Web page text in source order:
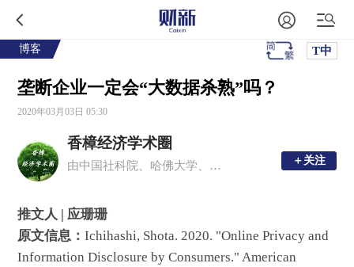
博客 T中
垄断企业一定会“大数据杀熟”吗？
2020年03月03日 05:30
香樟经济学术圈
由中国社科院、哈佛大学、多伦多大学等国内外青年经济学者发起 ＋关注
＋关注
推文人 | 应珊珊
原文信息：Ichihashi, Shota. 2020. "Online Privacy and
Information Disclosure by Consumers." American